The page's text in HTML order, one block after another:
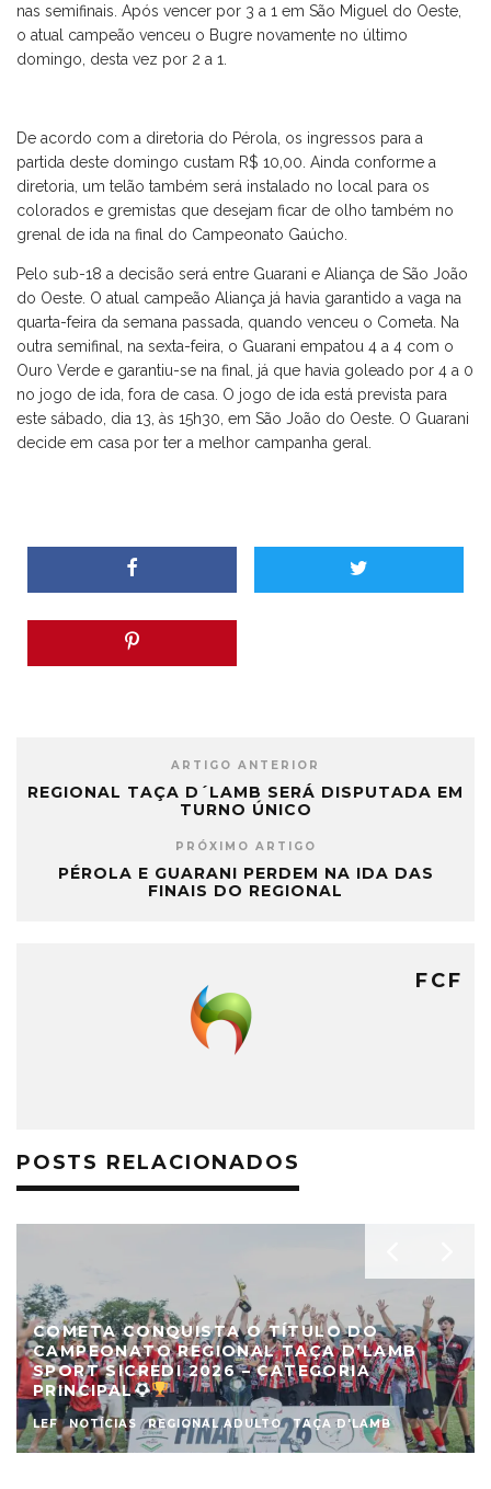
nas semifinais. Após vencer por 3 a 1 em São Miguel do Oeste,
o atual campeão venceu o Bugre novamente no último
domingo, desta vez por 2 a 1.
De acordo com a diretoria do Pérola, os ingressos para a
partida deste domingo custam R$ 10,00. Ainda conforme a
diretoria, um telão também será instalado no local para os
colorados e gremistas que desejam ficar de olho também no
grenal de ida na final do Campeonato Gaúcho.
Pelo sub-18 a decisão será entre Guarani e Aliança de São João
do Oeste. O atual campeão Aliança já havia garantido a vaga na
quarta-feira da semana passada, quando venceu o Cometa. Na
outra semifinal, na sexta-feira, o Guarani empatou 4 a 4 com o
Ouro Verde e garantiu-se na final, já que havia goleado por 4 a 0
no jogo de ida, fora de casa. O jogo de ida está prevista para
este sábado, dia 13, às 15h30, em São João do Oeste. O Guarani
decide em casa por ter a melhor campanha geral.
ARTIGO ANTERIOR
REGIONAL TAÇA D´LAMB SERÁ DISPUTADA EM
TURNO ÚNICO
PRÓXIMO ARTIGO
PÉROLA E GUARANI PERDEM NA IDA DAS
FINAIS DO REGIONAL
FCF
POSTS RELACIONADOS
COMETA CONQUISTA O TÍTULO DO
CAMPEONATO REGIONAL TAÇA D’LAMB
SPORT SICREDI 2026 – CATEGORIA
PRINCIPAL
LEF NOTÍCIAS REGIONAL ADULTO TAÇA D'LAMB